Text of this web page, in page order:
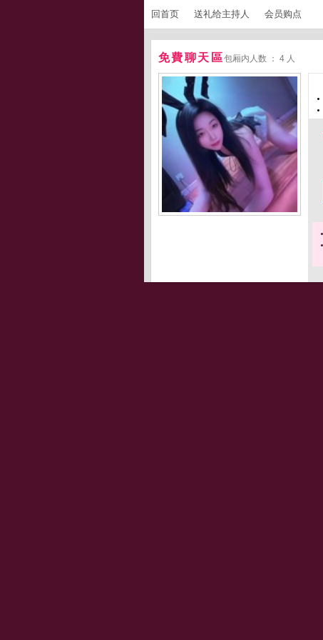
回首页 送礼给主持人 会员购点
免費聊天區包厢内人数 ： 4 人